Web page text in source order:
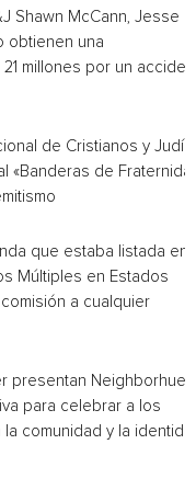
Shawn McCann, Jesse
obtienen una
millones por un
de Cristianos y
«Banderas de
que estaba listada en
Múltiples en Estados
a cualquier
presentan Neighborhue:
para celebrar a los
comunidad y la